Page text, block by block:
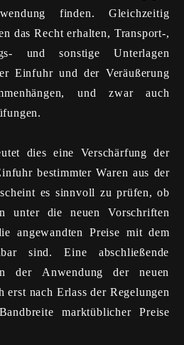
finden. Gleichzeitig
das Recht erhalten, Transport-,
und sonstige Unterlagen
Einfuhr und der Veräußerung
und zwar auch
dies eine Verschärfung der
bestimmter Waren aus der
es sinnvoll zu prüfen, ob
unter die neuen Vorschriften
angewandten Preise mit dem
sind. Eine abschließende
der Anwendung der neuen
nach Erlass der Regelungen
marktüblicher Preise